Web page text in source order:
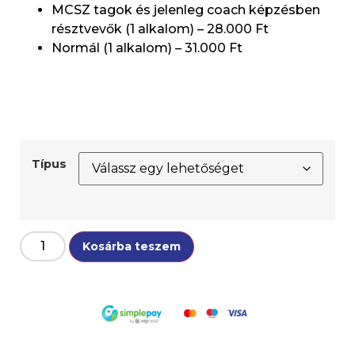
MCSZ tagok és jelenleg coach képzésben
résztvevők (1 alkalom) – 28.000 Ft
Normál (1 alkalom) – 31.000 Ft
Típus
Kosárba teszem